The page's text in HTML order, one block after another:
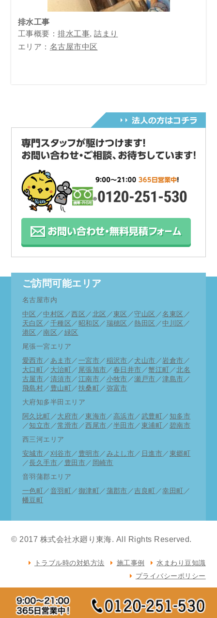
排水工事
工事概要：排水工事 ,詰まり
エリア： 名古屋市中区
ご訪問可能エリア
名古屋市内
中区 ／中村区 ／ 西区 ／ 北区 ／東区 ／守山区 ／名東区 ／
天白区 ／ 千種区 ／ 昭和区 ／ 瑞穂区 ／ 熱田区 ／中川区 ／
港区 ／南区 ／ 緑区
尾張一宮エリア
愛西市 ／ あま市 ／ 一宮市 ／ 稲沢市 ／ 犬山市 ／岩倉市 ／
大口町
／ 大治町 ／ 尾張旭市 ／ 春日井市 ／蟹江町 ／北名
古屋市 ／ 清須市 ／ 江南市 ／ 小牧市 ／瀬戸市 ／津島市 ／
飛島村 ／ 豊山町 ／ 扶桑町 ／ 弥富市
大府知多半田エリア
阿久比町 ／ 大府市 ／東海市 ／ 高浜市 ／ 武豊町 ／ 知多市
／知立市 ／常滑市 ／ 西尾市 ／半田市 ／ 東浦町 ／ 碧南市
西三河エリア
安城市 ／ 刈谷市 ／ 豊明市 ／ みよし市 ／ 日進市 ／ 東郷町
／長久手市 ／ 豊田市 ／ 岡崎市
音羽蒲郡エリア
一色町 ／ 音羽町 ／ 御津町 ／ 蒲郡市 ／吉良町 ／幸田町
／
幡豆町
© 2017 株式会社水廻り東海. All Rights Reserved.
トラブル時の対処方法 施工事例
水まわり豆知識
プライバシーポリシー